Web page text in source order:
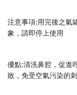
注意事項:用完後之氣
象，請即停上使用
優點:清洗鼻腔，促進
敗，免受空氣污染的